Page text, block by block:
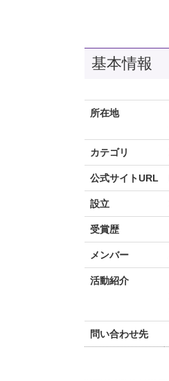
基本情報
所在地
カテゴリ
公式サイトURL
設立
受賞歴
メンバー
活動紹介
問い合わせ先